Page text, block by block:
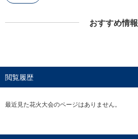
おすすめ情報
閲覧履歴
最近見た花火大会のページはありません。